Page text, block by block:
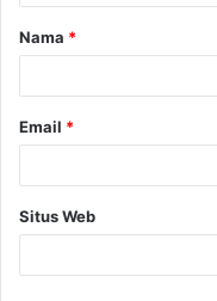
Nama *
Email *
Situs Web